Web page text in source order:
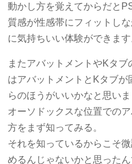
動かし方を覚えてからだと
質感が性感帯にフィットし
に気持ちいい体験ができます
またアバットメントやKタ
はアバットメントとKタブ
らのほうがいいかなと思いま
オーソドックスな位置での
方をまず知ってみる。
それを知っているからこそ
めるんじゃないかと思ったん